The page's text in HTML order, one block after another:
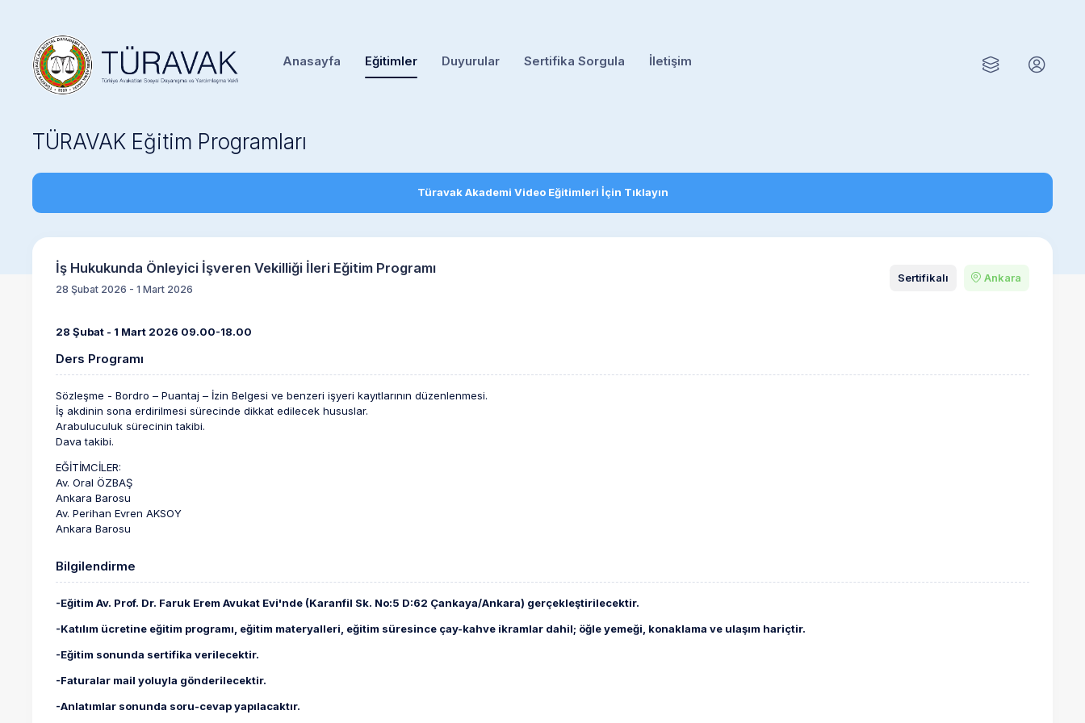
Anasayfa Eğitimler Duyurular Sertifika Sorgula İletişim
TÜRAVAK Eğitim Programları
Türavak Akademi Video Eğitimleri İçin Tıklayın
İş Hukukunda Önleyici İşveren Vekilliği İleri Eğitim Programı
28 Şubat 2026 - 1 Mart 2026
Sertifikalı Ankara
28 Şubat - 1 Mart 2026 09.00-18.00
Ders Programı
Sözleşme - Bordro – Puantaj – İzin Belgesi ve benzeri işyeri kayıtlarının düzenlenmesi.
İş akdinin sona erdirilmesi sürecinde dikkat edilecek hususlar.
Arabuluculuk sürecinin takibi.
Dava takibi.
EĞİTİMCİLER:
Av. Oral ÖZBAŞ
Ankara Barosu
Av. Perihan Evren AKSOY
Ankara Barosu
Bilgilendirme
-Eğitim Av. Prof. Dr. Faruk Erem Avukat Evi'nde (Karanfil Sk. No:5 D:62 Çankaya/Ankara) gerçekleştirilecektir.
-Katılım ücretine eğitim programı, eğitim materyalleri, eğitim süresince çay-kahve ikramlar dahil; öğle yemeği, konaklama ve ulaşım hariçtir.
-Eğitim sonunda sertifika verilecektir.
-Faturalar mail yoluyla gönderilecektir.
-Anlatımlar sonunda soru-cevap yapılacaktır.